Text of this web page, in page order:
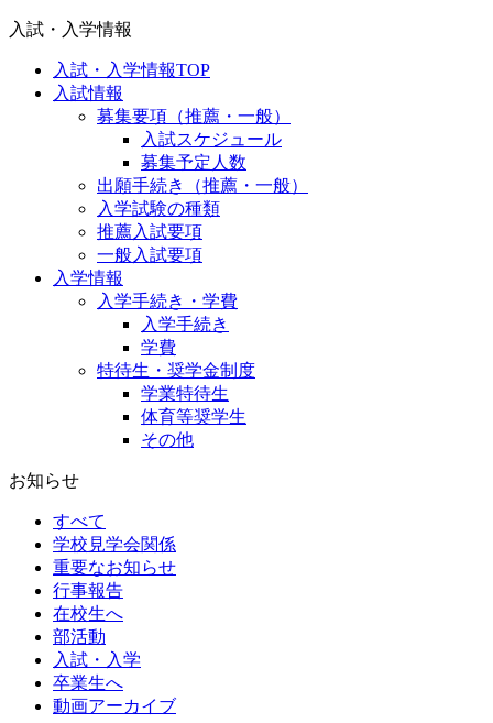
入試・入学情報
入試・入学情報TOP
入試情報
募集要項（推薦・一般）
入試スケジュール
募集予定人数
出願手続き（推薦・一般）
入学試験の種類
推薦入試要項
一般入試要項
入学情報
入学手続き・学費
入学手続き
学費
特待生・奨学金制度
学業特待生
体育等奨学生
その他
お知らせ
すべて
学校見学会関係
重要なお知らせ
行事報告
在校生へ
部活動
入試・入学
卒業生へ
動画アーカイブ